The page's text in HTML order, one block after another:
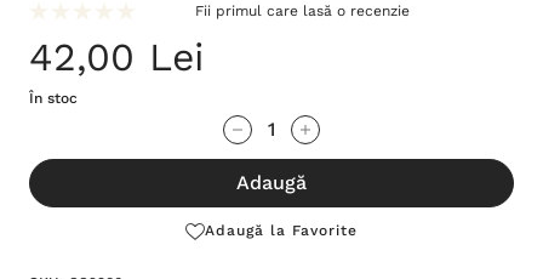
Fii primul care lasă o recenzie
42,00 Lei
În stoc
te!
Stocul
Adaugă
Adaugă la Favorite